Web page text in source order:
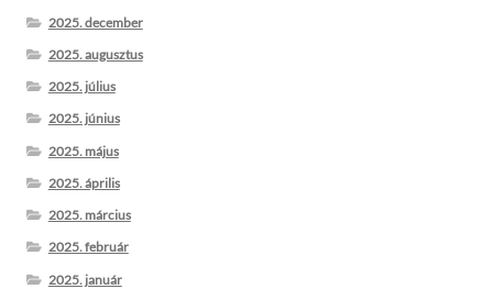
2025. december
2025. augusztus
2025. július
2025. június
2025. május
2025. április
2025. március
2025. február
2025. január